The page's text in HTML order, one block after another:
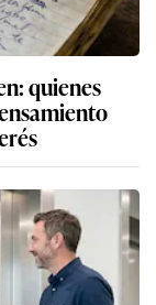
quienes